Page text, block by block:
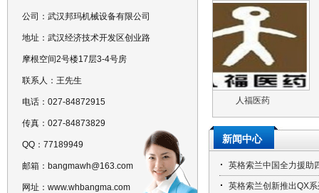
公司：武汉邦玛机械设备有限公司
地址：武汉经济技术开发区创业路
摩根空间2号楼17层3-4号房
联系人：王先生
电话：027-84872915
传真：027-84873829
QQ：77189949
邮箱：bangmawh@163.com
网址：www.whbangma.com
青岛啤酒 人福医药
新闻中心
英格索兰中国全力援助
英格索兰创新推出QX